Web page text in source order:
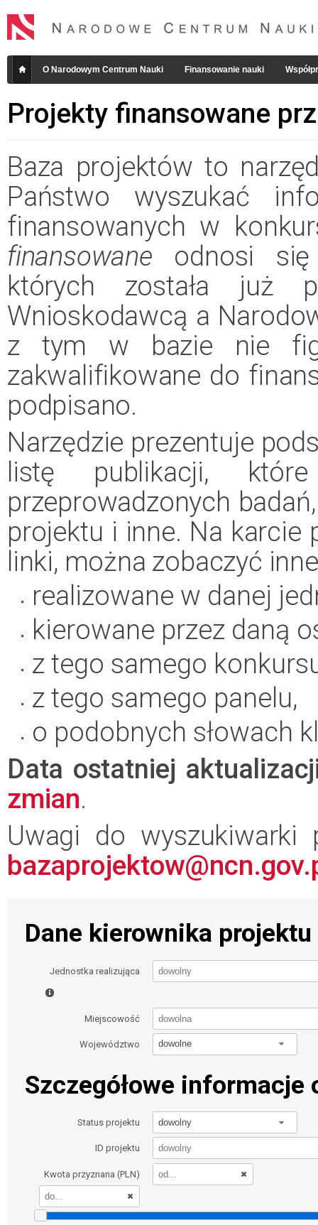
O Narodowym Centrum Nauki Finansowanie nauki
Projekty finansowane
Baza projektów to
Państwo wyszukać
finansowanych w
finansowane odnosi
których została już
Wnioskodawcą a
z tym w bazie nie
zakwalifikowane do
podpisano.
Narzędzie prezentuje
listę publikacji,
przeprowadzonych
projektu i inne. Na karcie
linki, można zobaczyć
realizowane w danej
kierowane przez daną
z tego samego
z tego samego panelu,
o podobnych słowach
Data ostatniej
zmian.
Uwagi do wyszukiwarki
Dane kierownika
Jednostka realizująca
Miejscowość
Województwo dowolne
Szczegółowe
Status projektu dowolny
ID projektu
Kwota przyznana (PLN)